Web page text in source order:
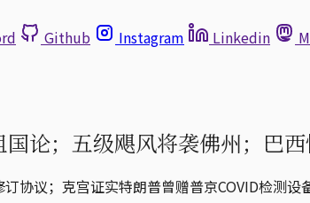
Github Instagram Linkedin
论；五级飓风将袭佛州；巴
协议；克宫证实特朗普曾赠普京COVID检测设